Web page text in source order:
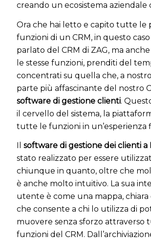
creando un ecosistema aziendale
Ora che hai letto e capito tutte le
funzioni di un CRM, in questo
parlato del CRM di ZAG, ma
le stesse funzioni, prenditi del
concentrati su quella che, a
parte più affascinante del nostro
software di gestione clienti.
il cervello del sistema, la
tutte le funzioni in un’esperienza
software di gestione dei clienti a
stato realizzato per essere
chiunque in quanto, oltre che
è anche molto intuitivo. La sua
utente è come una mappa,
che consente a chi lo utilizza di
muovere senza sforzo attraverso
funzioni del CRM.